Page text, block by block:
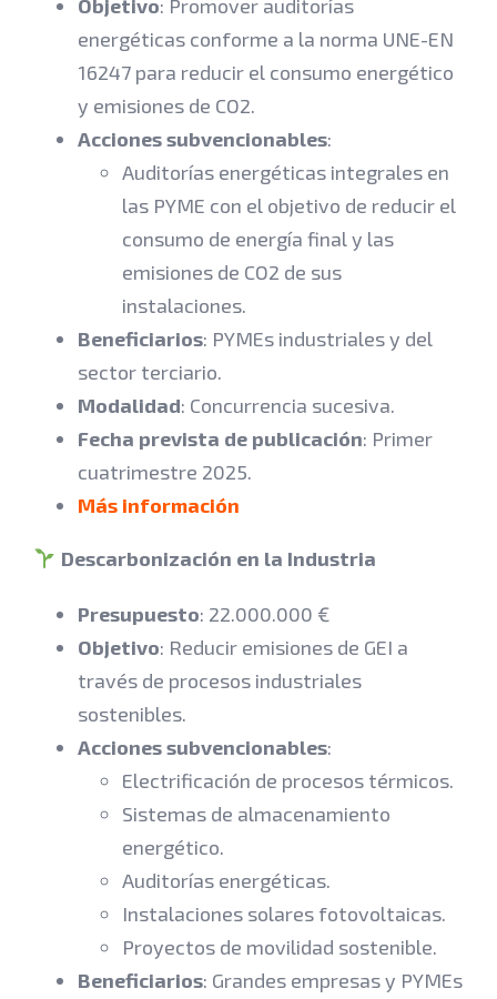
Objetivo: Promover auditorías
energéticas conforme a la norma UNE-EN
16247 para reducir el consumo energético
y emisiones de CO2.
Acciones subvencionables:
Auditorías energéticas integrales en
las PYME con el objetivo de reducir el
consumo de energía final y las
emisiones de CO2 de sus
instalaciones.
Beneficiarios: PYMEs industriales y del
sector terciario.
Modalidad: Concurrencia sucesiva.
Fecha prevista de publicación: Primer
cuatrimestre 2025.
Más información
Descarbonización en la Industria
Presupuesto: 22.000.000 €
Objetivo: Reducir emisiones de GEI a
través de procesos industriales
sostenibles.
Acciones subvencionables:
Electrificación de procesos térmicos.
Sistemas de almacenamiento
energético.
Auditorías energéticas.
Instalaciones solares fotovoltaicas.
Proyectos de movilidad sostenible.
Beneficiarios: Grandes empresas y PYMEs